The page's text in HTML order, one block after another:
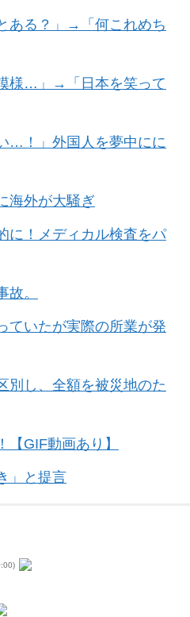
ある？」→「何これめち
様…」→「日本を笑って
…！」外国人を夢中にに
海外が大騒ぎ
に！メディカル検査をパ
。
ていたが実際の所業が発
別し、全額を被災地のた
GIF動画あり】
」と提言